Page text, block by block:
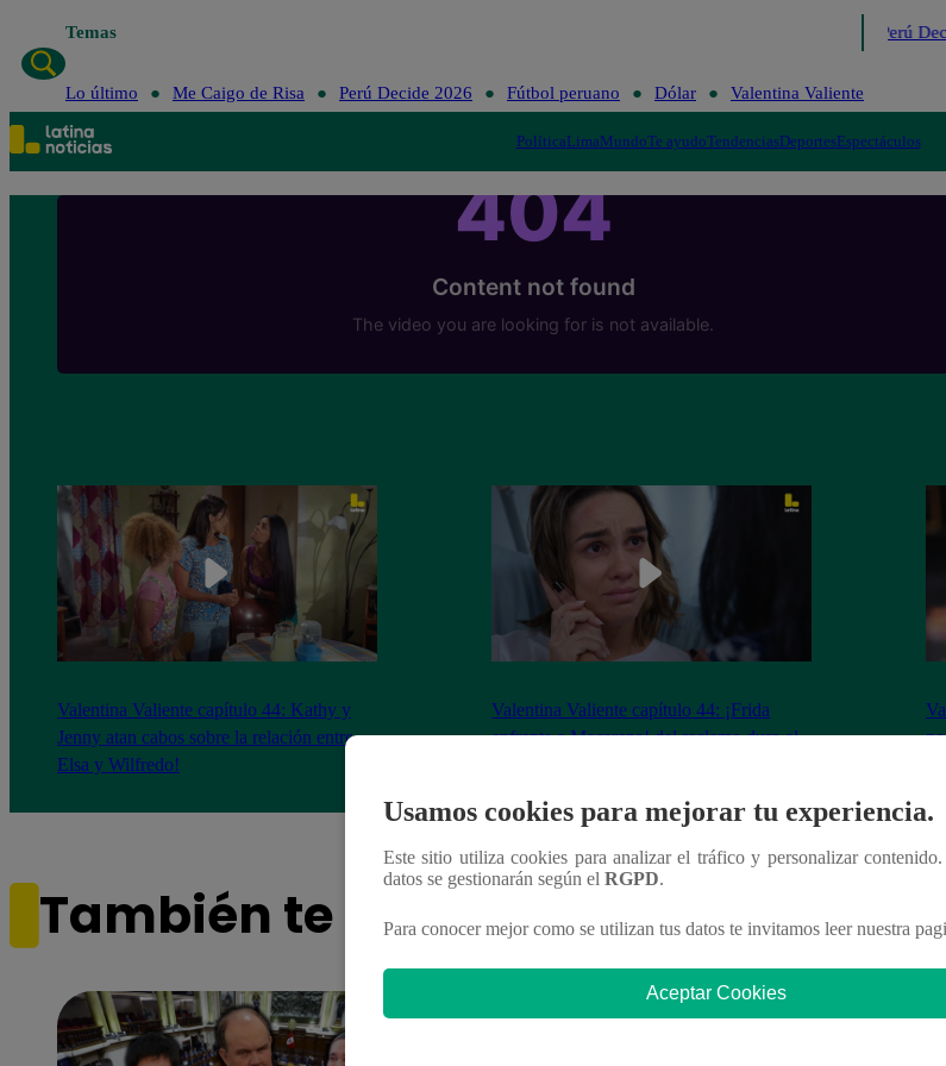
Temas Perú
Lo último Me Caigo de Risa Perú Decide 2026 Fútbol peruano Dólar Valentina Valiente
PolíticaLimaMundoTe ayudoTendenciasDeportesEspectáculos
Valentina Valiente capítulo 44: Kathy y
Jenny atan cabos sobre la relación entre
Elsa y Wilfredo!
Valentina Valiente capítulo 44: ¡Frida
enfrenta a Macarena! del reclamo duro al
También te puede interesar
Usamos cookies para mejorar tu experiencia.
Este sitio utiliza cookies para analizar el tráfico y personalizar
datos se gestionarán según el RGPD.
Para conocer mejor como se utilizan tus datos te invitamos leer nuestra
Aceptar Cookies